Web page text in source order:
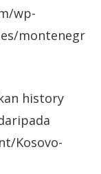
wp-
montenegr
history
Kosovo-